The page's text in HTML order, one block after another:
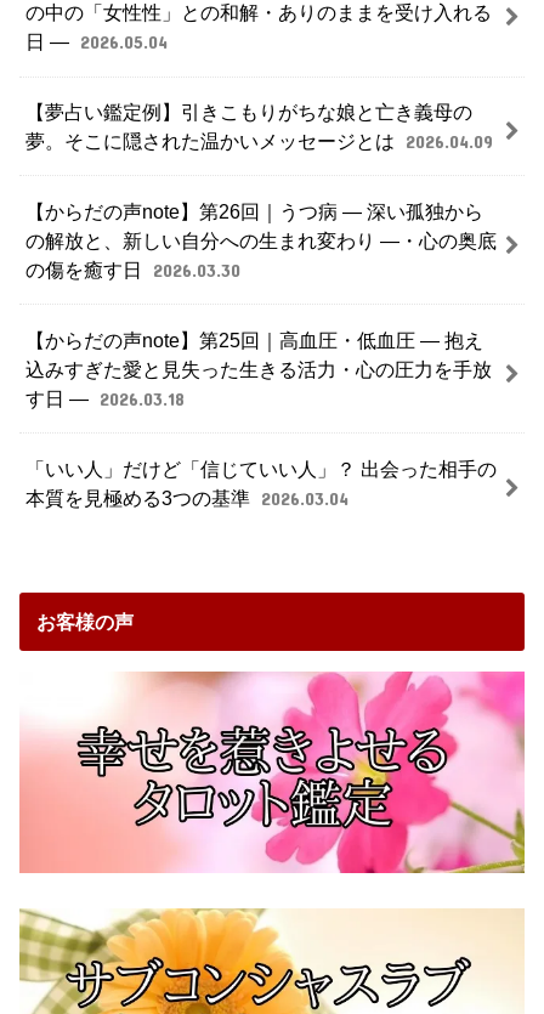
の中の「女性性」との和解・ありのままを受け入れる
日 ― 2026.05.04
【夢占い鑑定例】引きこもりがちな娘と亡き義母の
夢。そこに隠された温かいメッセージとは
2026.04.09
【からだの声note】第26回｜うつ病 ― 深い孤独から
の解放と、新しい自分への生まれ変わり ―・心の奥底
の傷を癒す日
2026.03.30
【からだの声note】第25回｜高血圧・低血圧 ― 抱え
込みすぎた愛と見失った生きる活力・心の圧力を手放
す日 ― 2026.03.18
「いい人」だけど「信じていい人」？ 出会った相手の
本質を見極める3つの基準 2026.03.04
お客様の声